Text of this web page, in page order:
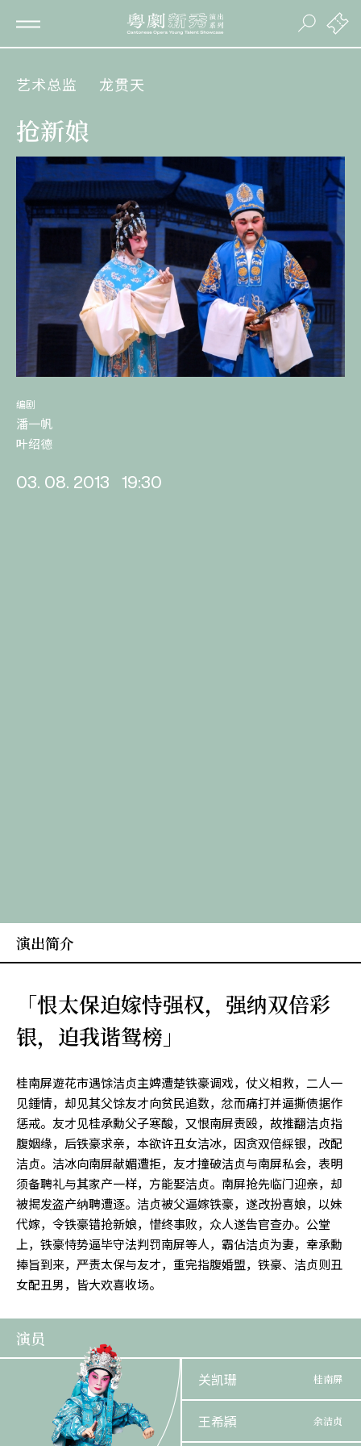
艺术总监 龙贯天
抢新娘
编剧
潘一帆
叶绍德
03. 08. 2013 19:30
演出简介
「恨太保迫嫁恃强权，强纳双倍彩
银，迫我谐鸳榜」
桂南屏遊花市遇馀洁贞主婢遭楚铁豪调戏，仗义相救，二人一
见鍾情，却见其父馀友才向贫民追数，忿而痛打并逼撕债据作
惩戒。友才见桂承勳父子寒酸，又恨南屏责殴，故推翻洁贞指
腹姻缘，后铁豪求亲，本欲许丑女洁冰，因贪双倍綵银，改配
洁贞。洁冰向南屏献媚遭拒，友才撞破洁贞与南屏私会，表明
须备聘礼与其家产一样，方能娶洁贞。南屏抢先临门迎亲，却
被揭发盗产纳聘遭逐。洁贞被父逼嫁铁豪，遂改扮喜娘，以妹
代嫁，令铁豪错抢新娘，惜终事败，众人遂告官查办。公堂
上，铁豪恃势逼毕守法判罚南屏等人，霸佔洁贞为妻，幸承勳
捧旨到来，严责太保与友才，重完指腹婚盟，铁豪、洁贞则丑
女配丑男，皆大欢喜收场。
演员
关凯珊 桂南屏
王希頴 余洁贞